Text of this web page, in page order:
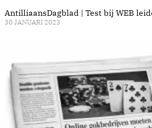
AntilliaansDagblad | Test bij WEB
30 JANUARI 2023